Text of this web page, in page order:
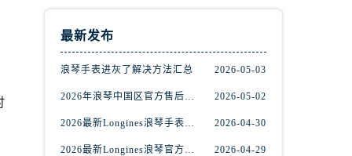
最新发布
浪琴手表进灰了解决方法汇总 2026-05-03
2026年浪琴中国区官方售后网络更新公告（最新电话及地址） 2026-05-02
2026最新Longines浪琴手表官方售后服务中心网点地址考察报告 2026-04-30
2026最新Longines浪琴官方维修保养服务中心地址实地探访报告 2026-04-29